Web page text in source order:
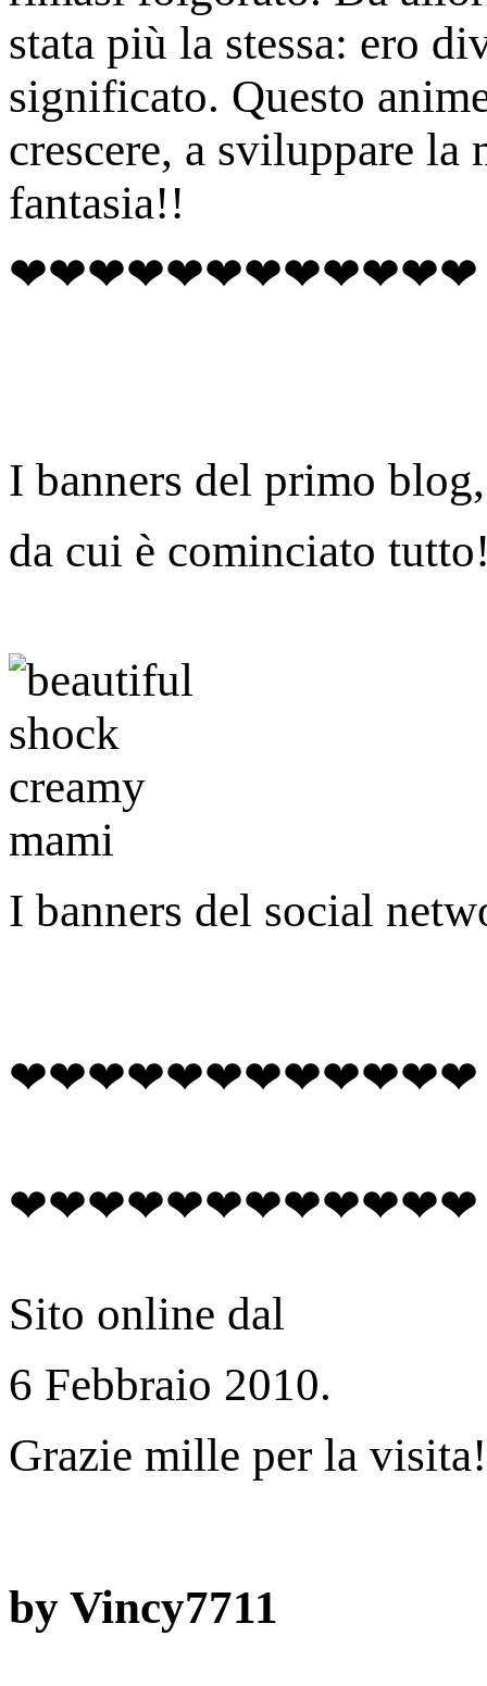
stata più la stessa: ero
significato. Questo
crescere, a sviluppare
fantasia!!
❤❤❤❤❤❤❤❤❤❤❤❤
I banners del primo blog,
da cui è cominciato
I banners del social
❤❤❤❤❤❤❤❤❤❤❤❤
❤❤❤❤❤❤❤❤❤❤❤❤
Sito online dal
6 Febbraio 2010.
Grazie mille per la visita!
by Vincy7711